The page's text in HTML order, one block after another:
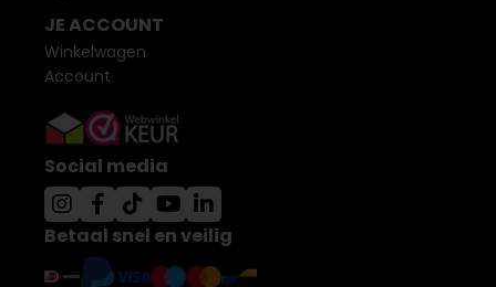
JE ACCOUNT
Winkelwagen
Account
Social media
Betaal snel en veilig